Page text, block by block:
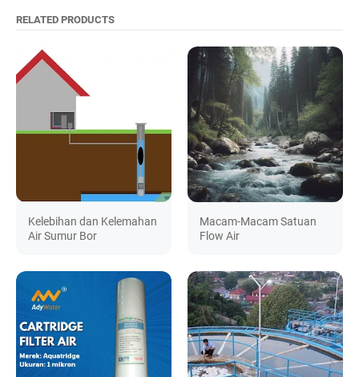
RELATED PRODUCTS
Kelebihan dan Kelemahan
Air Sumur Bor
Macam-Macam Satuan
Flow Air